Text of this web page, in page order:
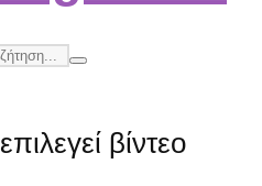
βίντεο